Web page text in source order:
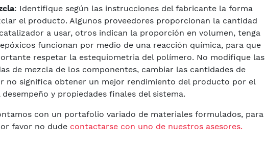
: Identifique según las instrucciones del fabricante la forma
el producto. Algunos proveedores proporcionan la cantidad
a usar, otros indican la proporción en volumen, tenga
funcionan por medio de una reacción química, para que
respetar la estequiometria del polímero. No modifique las
de mezcla de los componentes, cambiar las cantidades de
no significa obtener un mejor rendimiento del producto por el
y propiedades finales del sistema.
con un portafolio variado de materiales formulados, para
favor no dude contactarse con uno de nuestros asesores.